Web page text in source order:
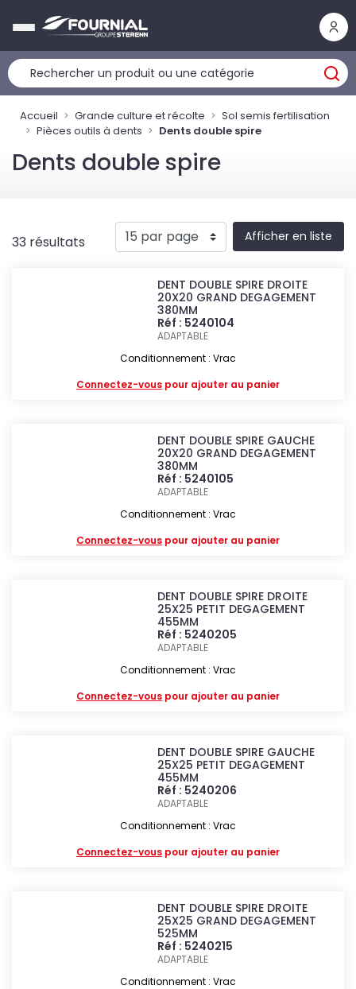
Accueil Grande culture et récolte
Sol semis fertilisation
Pièces outils à dents
Dents double spire
Dents double spire
33 résultats Afficher en liste
DENT DOUBLE SPIRE DROITE
20X20 GRAND DEGAGEMENT
380MM
Réf : 5240104
ADAPTABLE
Conditionnement : Vrac
Connectez-vous pour ajouter au panier
DENT DOUBLE SPIRE GAUCHE
20X20 GRAND DEGAGEMENT
380MM
Réf : 5240105
ADAPTABLE
Conditionnement : Vrac
Connectez-vous pour ajouter au panier
DENT DOUBLE SPIRE DROITE
25X25 PETIT DEGAGEMENT
455MM
Réf : 5240205
ADAPTABLE
Conditionnement : Vrac
Connectez-vous pour ajouter au panier
DENT DOUBLE SPIRE GAUCHE
25X25 PETIT DEGAGEMENT
455MM
Réf : 5240206
ADAPTABLE
Conditionnement : Vrac
Connectez-vous pour ajouter au panier
DENT DOUBLE SPIRE DROITE
25X25 GRAND DEGAGEMENT
525MM
Réf : 5240215
ADAPTABLE
Conditionnement : Vrac